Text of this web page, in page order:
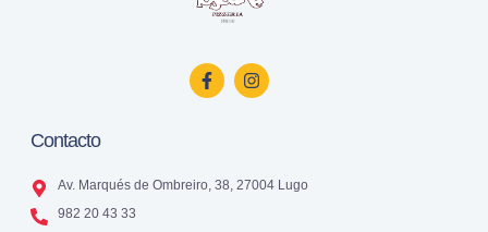
Contacto
Av. Marqués de Ombreiro, 38, 27004 Lugo
982 20 43 33